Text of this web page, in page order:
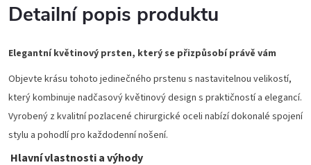
Detailní popis produktu
Elegantní květinový prsten, který se přizpůsobí právě vám
Objevte krásu tohoto jedinečného prstenu s nastavitelnou velikostí,
který kombinuje nadčasový květinový design s praktičností a elegancí.
Vyrobený z kvalitní pozlacené chirurgické oceli nabízí dokonalé spojení
stylu a pohodlí pro každodenní nošení.
Hlavní vlastnosti a výhody